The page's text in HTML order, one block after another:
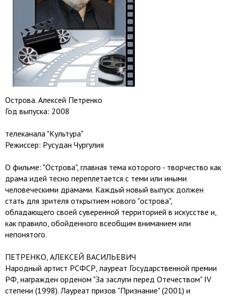
Острова. Алексей Петренко
Год выпуска: 2008
телеканала "Культура"
Режиссер: Русудан Чургулия
О фильме: "Острова", главная тема которого - творчество как
драма идей тесно переплетается с теми или иными
человеческими драмами. Каждый новый выпуск должен
стать для зрителя открытием нового "острова",
обладающего своей суверенной территорией в искусстве и,
как правило, обойденного всеобщим вниманием или
непонятого.
ПЕТРЕНКО, АЛЕКСЕЙ ВАСИЛЬЕВИЧ
Народный артист РСФСР, лауреат Государственной премии
РФ, награжден орденом "За заслуги перед Отечеством" IV
степени (1998). Лауреат призов "Признание" (2001) и